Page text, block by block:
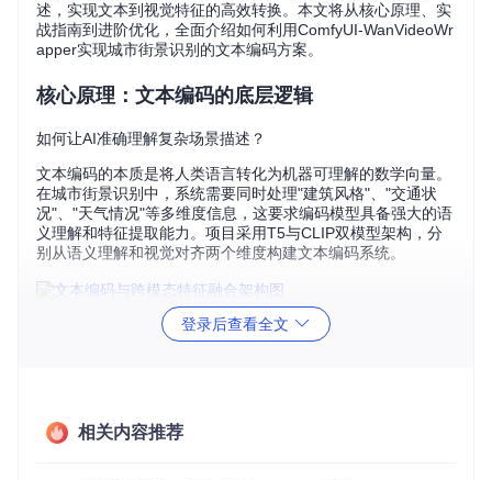
述，实现文本到视觉特征的高效转换。本文将从核心原理、实
战指南到进阶优化，全面介绍如何利用ComfyUI-WanVideoWr
apper实现城市街景识别的文本编码方案。
核心原理：文本编码的底层逻辑
如何让AI准确理解复杂场景描述？
文本编码的本质是将人类语言转化为机器可理解的数学向量。
在城市街景识别中，系统需要同时处理"建筑风格"、"交通状
况"、"天气情况"等多维度信息，这要求编码模型具备强大的语
义理解和特征提取能力。项目采用T5与CLIP双模型架构，分
别从语义理解和视觉对齐两个维度构建文本编码系统。
图1：文本编码在跨模态特征融合中的核心作用，展示了从文
本描述到视觉特征的转换过程
是相对位置编码机制：
登录后查看全文
相关内容推荐